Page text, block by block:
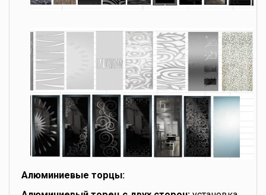
Алюминиевые торцы: